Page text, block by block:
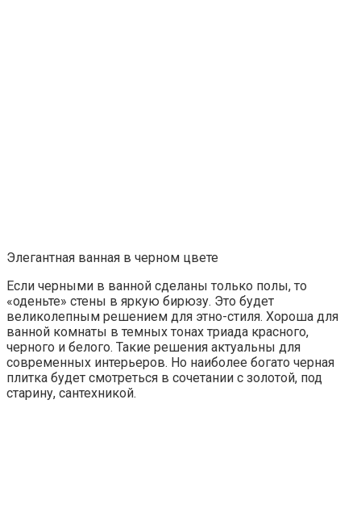
Элегантная ванная в черном цвете
Если черными в ванной сделаны только полы, то
«оденьте» стены в яркую бирюзу. Это будет
великолепным решением для этно-стиля. Хороша для
ванной комнаты в темных тонах триада красного,
черного и белого. Такие решения актуальны для
современных интерьеров. Но наиболее богато черная
плитка будет смотреться в сочетании с золотой, под
старину, сантехникой.